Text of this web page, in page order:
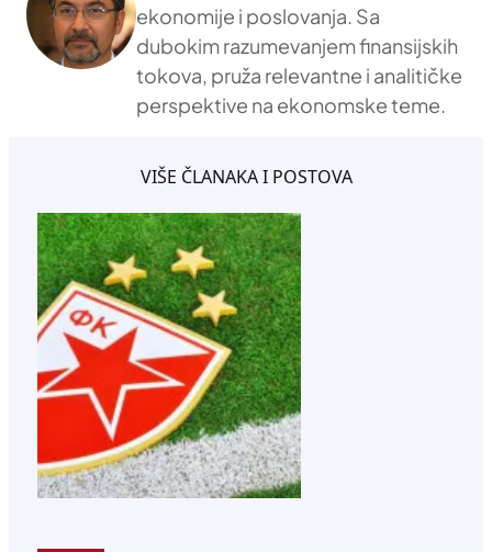
ekonomije i poslovanja. Sa
dubokim razumevanjem finansijskih
tokova, pruža relevantne i analitičke
perspektive na ekonomske teme.
VIŠE ČLANAKA I POSTOVA